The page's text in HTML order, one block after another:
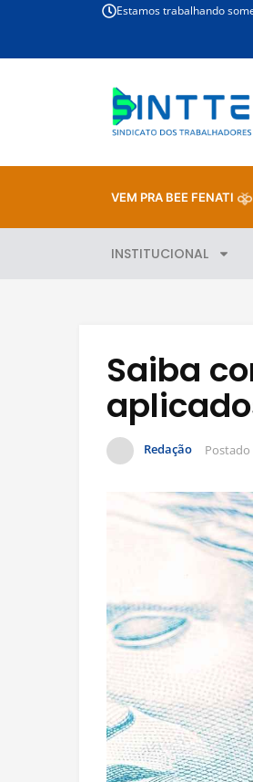
Estamos trabalhando
VEM PRA BEE FENATI
INSTITUCIONAL
Saiba
Redação Postado